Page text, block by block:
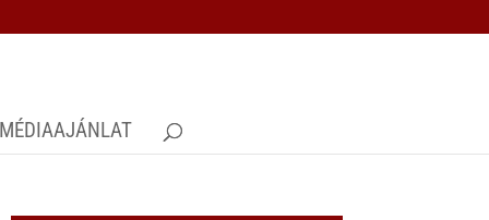
MÉDIAAJÁNLAT